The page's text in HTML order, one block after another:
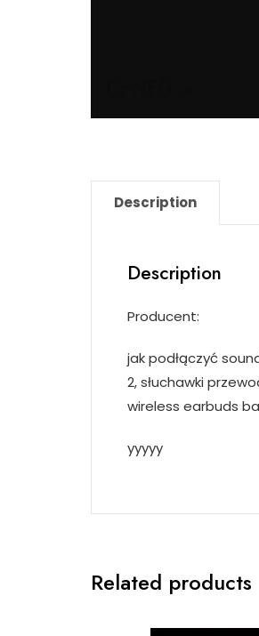
Description
Description
Producent:
jak podłączyć
2, słuchawki
wireless earbuds
yyyyy
Related products